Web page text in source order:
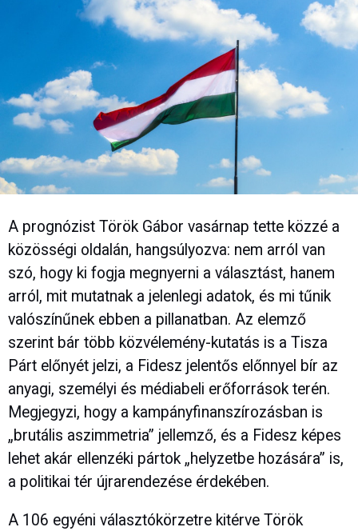
A prognózist Török Gábor vasárnap tette közzé a
közösségi oldalán, hangsúlyozva: nem arról van
szó, hogy ki fogja megnyerni a választást, hanem
arról, mit mutatnak a jelenlegi adatok, és mi tűnik
valószínűnek ebben a pillanatban. Az elemző
szerint bár több közvélemény-kutatás is a Tisza
Párt előnyét jelzi, a Fidesz jelentős előnnyel bír az
anyagi, személyi és médiabeli erőforrások terén.
Megjegyzi, hogy a kampányfinanszírozásban is
„brutális aszimmetria” jellemző, és a Fidesz képes
lehet akár ellenzéki pártok „helyzetbe hozására” is,
a politikai tér újrarendezése érdekében.
A 106 egyéni választókörzetre kitérve Török